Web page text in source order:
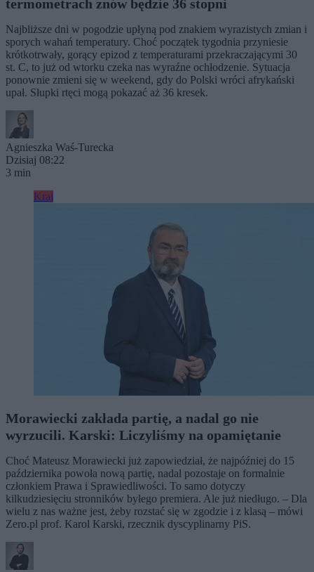
termometrach znów będzie 36 stopni
Najbliższe dni w pogodzie upłyną pod znakiem wyrazistych zmian i
sporych wahań temperatury. Choć początek tygodnia przyniesie
krótkotrwały, gorący epizod z temperaturami przekraczającymi 30
st. C, to już od wtorku czeka nas wyraźne ochłodzenie. Sytuacja
ponownie zmieni się w weekend, gdy do Polski wróci afrykański
upał. Słupki rtęci mogą pokazać aż 36 kresek.
Agnieszka Waś-Turecka
Dzisiaj 08:22
3 min
Kraj
Morawiecki zakłada partię, a nadal go nie
wyrzucili. Karski: Liczyliśmy na opamiętanie
Choć Mateusz Morawiecki już zapowiedział, że najpóźniej do 15
października powoła nową partię, nadal pozostaje on formalnie
członkiem Prawa i Sprawiedliwości. To samo dotyczy
kilkudziesięciu stronników byłego premiera. Ale już niedługo. – Dla
wielu z nas ważne jest, żeby rozstać się w zgodzie i z klasą – mówi
Zero.pl prof. Karol Karski, rzecznik dyscyplinarny PiS.